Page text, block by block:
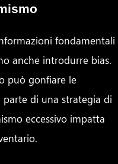
fondamentali
anche introdurre bias.
può gonfiare le
di una strategia di
eccessivo impatta